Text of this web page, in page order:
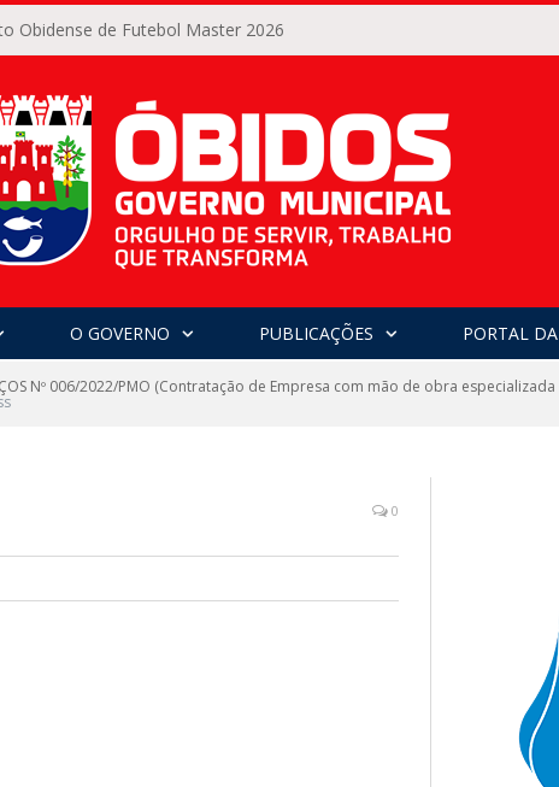
Obidense de Futebol Master 2026
O GOVERNO PUBLICAÇÕES PORTAL
Nº 006/2022/PMO (Contratação de Empresa com mão de obra
0